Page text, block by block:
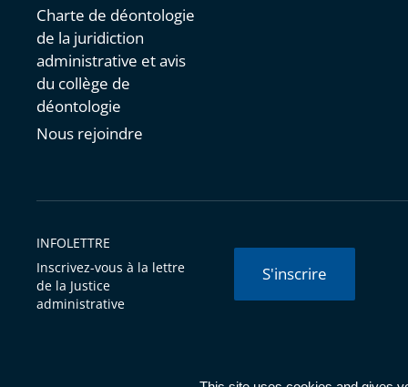
Charte de déontologie
de la juridiction
administrative et avis
du collège de
déontologie
Nous rejoindre
INFOLETTRE
Inscrivez-vous à la lettre
de la Justice
administrative
S'inscrire